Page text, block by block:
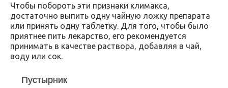
Чтобы побороть эти признаки климакса,
достаточно выпить одну чайную ложку препарата
или принять одну таблетку. Для того, чтобы было
приятнее пить лекарство, его рекомендуется
принимать в качестве раствора, добавляя в чай,
воду или сок.
Пустырник